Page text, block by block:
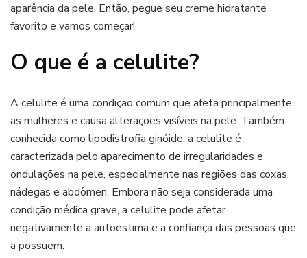
aparência da pele. Então, pegue seu creme hidratante
favorito e vamos começar!
O que é a celulite?
A celulite é uma condição comum que afeta principalmente
as mulheres e causa alterações visíveis na pele. Também
conhecida como lipodistrofia ginóide, a celulite é
caracterizada pelo aparecimento de irregularidades e
ondulações na pele, especialmente nas regiões das coxas,
nádegas e abdômen. Embora não seja considerada uma
condição médica grave, a celulite pode afetar
negativamente a autoestima e a confiança das pessoas que
a possuem.